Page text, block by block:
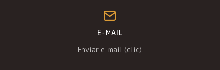
E-MAIL
Enviar e-mail (clic)